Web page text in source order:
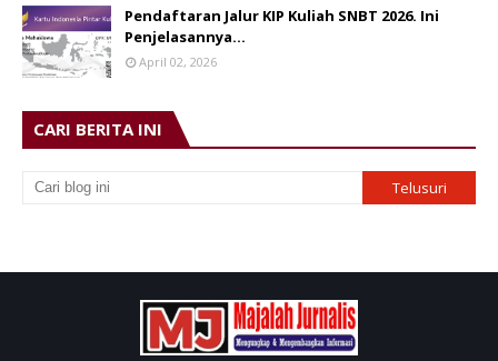
Pendaftaran Jalur KIP Kuliah SNBT 2026. Ini
Penjelasannya…
April 02, 2026
CARI BERITA INI